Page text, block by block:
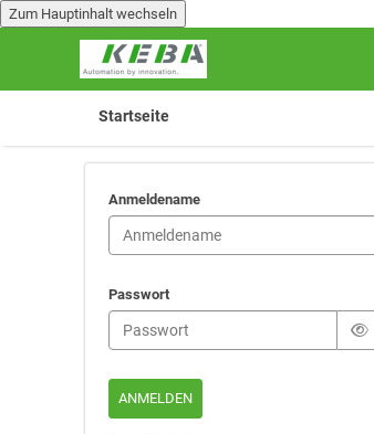
Zum Hauptinhalt wechseln
Zum Hauptinhalt wechseln
Startseite
Anmeldename
Passwort